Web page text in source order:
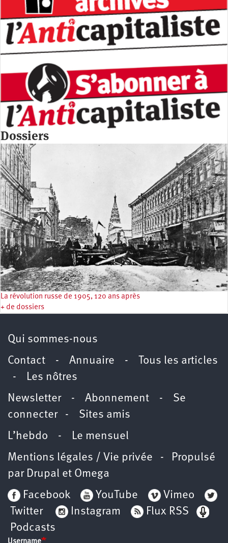
Dossiers
La révolution russe de 1905, 120 ans après
+ de dossiers
Qui sommes-nous
Contact - Annuaire -
Tous les articles
- Les nôtres
Newsletter- Abonnement - Se
connecter- Sites amis
L’hebdo - Le mensuel
Mentions légales / Vie privée - Propulsé
par Drupal et Omega
Facebook
YouTube
Vimeo
Twitter
Instagram
Flux RSS
Podcasts